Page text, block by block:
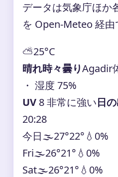
データは気象庁ほか
を Open-Meteo 経由
⛅25°C
晴れ時々曇りAgadir
・ 湿度 75%
UV 8 非常に強い日
20:28
今日🌫️27°22° 💧0%
Fri🌫️26°21° 💧0%
Sat🌫️26°21° 💧0%